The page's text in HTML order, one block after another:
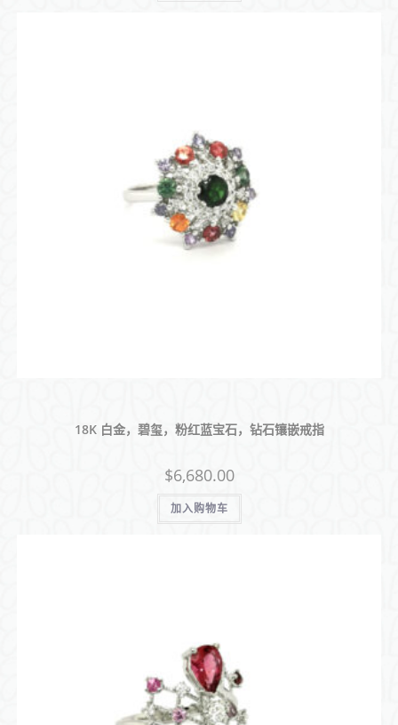
18K 白金，碧玺，粉红蓝宝石，钻石镶嵌戒指
$6,680.00
加入购物车